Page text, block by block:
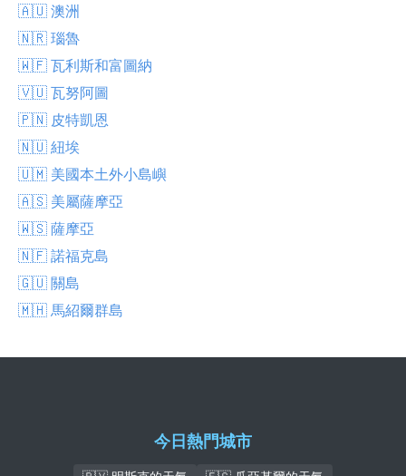
🇦🇺 澳洲
🇳🇷 瑙魯
🇼🇫 瓦利斯和富圖納
🇻🇺 瓦努阿圖
🇵🇳 皮特凱恩
🇳🇺 紐埃
🇺🇲 美國本土外小島嶼
🇦🇸 美屬薩摩亞
🇼🇸 薩摩亞
🇳🇫 諾福克島
🇬🇺 關島
🇲🇭 馬紹爾群島
今日熱門城市